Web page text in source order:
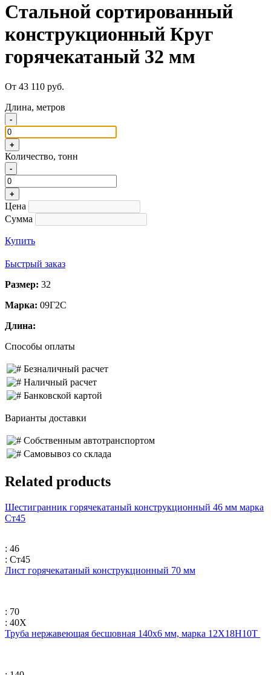
Стальной сортированный
конструкционный Круг
горячекатаный 32 мм
От 43 110 руб.
Длина, метров
-
+
Количество, тонн
-
+
Цена
Сумма
Купить
Быстрый заказ
Размер: 32
Марка: 09Г2С
Длина:
Способы оплаты
Безналичный расчет
Наличный расчет
Банковской картой
Варианты доставки
Собственным автотранспортом
Самовывоз со склада
Related products
Шестигранник горячекатаный конструкционный 46 мм марка
Ст45
: 46
: Ст45
Лист горячекатаный конструкционный 70 мм
: 70
: 40Х
Труба нержавеющая бесшовная 140х6 мм, марка 12Х18Н10Т